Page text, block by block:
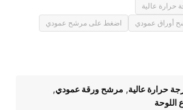
حرارة عالية
أوراق عمودي
اضغط على مرشح عمودي
حرارة عالية, مرشح ورقة عمودي,